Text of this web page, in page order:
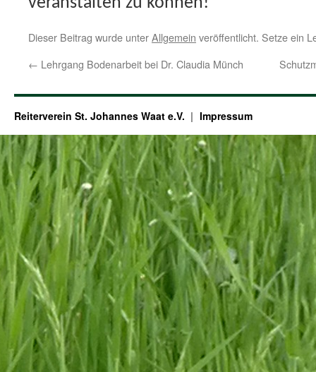
Dieser Beitrag wurde unterAllgemein veröffentlicht. Setze ein
← Lehrgang Bodenarbeit bei Dr. Claudia Münch
Reiterverein St. Johannes Waat e.V. Impressum